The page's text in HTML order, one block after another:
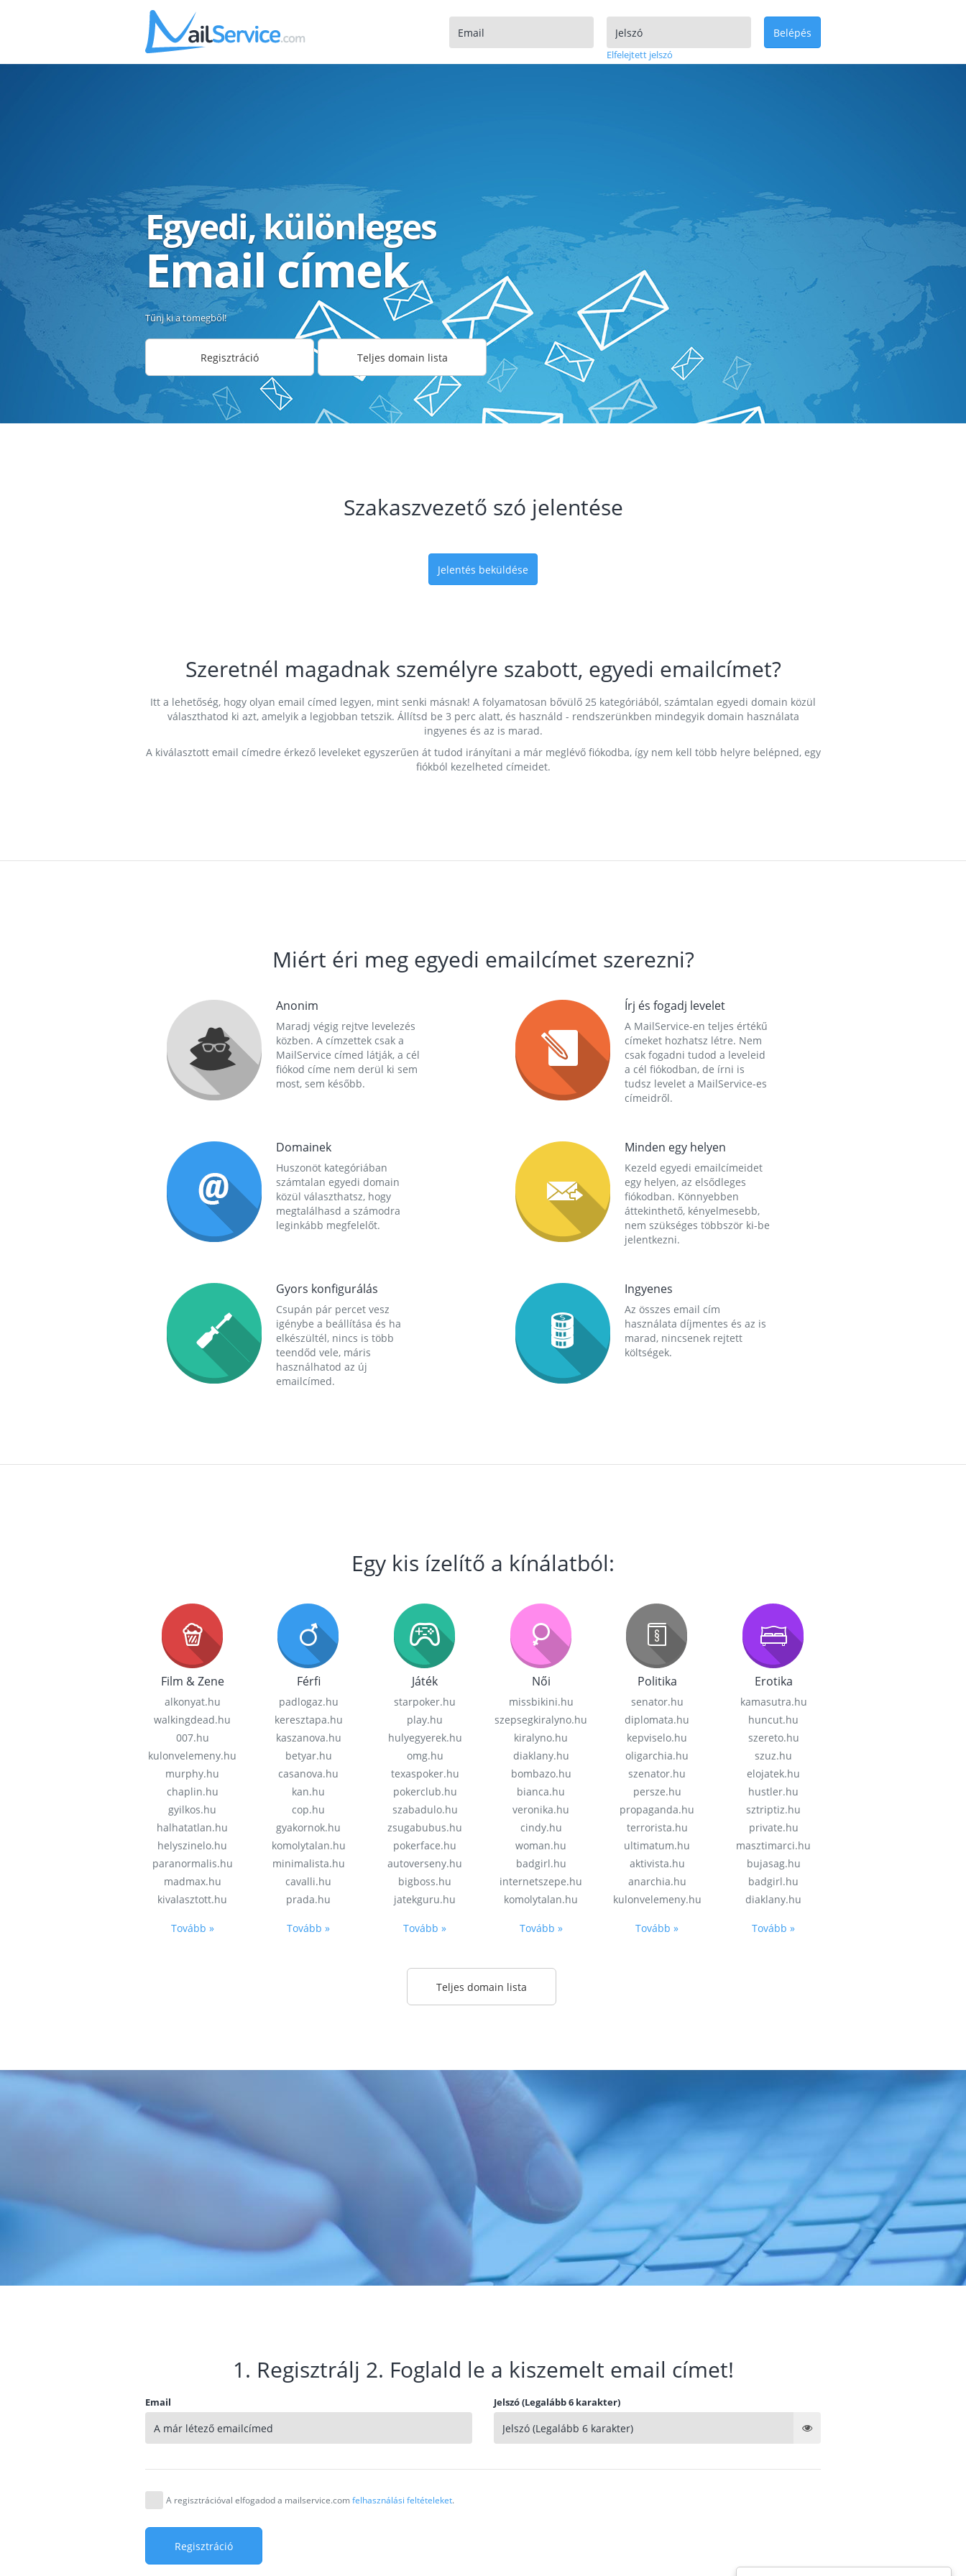
Elfelejtett jelszó
Belépés
Egyedi, különleges
Email címek
Tűnj ki a tömegből!
Regisztráció Teljes domain lista
Szakaszvezető szó jelentése
Jelentés beküldése
Szeretnél magadnak személyre szabott, egyedi emailcímet?
Itt a lehetőség, hogy olyan email címed legyen, mint senki másnak! A folyamatosan bővülő 25 kategóriából, számtalan egyedi domain közül
választhatod ki azt, amelyik a legjobban tetszik. Állítsd be 3 perc alatt, és használd - rendszerünkben mindegyik domain használata
ingyenes és az is marad.
A kiválasztott email címedre érkező leveleket egyszerűen át tudod irányítani a már meglévő fiókodba, így nem kell több helyre belépned, egy
fiókból kezelheted címeidet.
Miért éri meg egyedi emailcímet szerezni?
Anonim
Maradj végig rejtve levelezés
közben. A címzettek csak a
MailService címed látják, a cél
fiókod címe nem derül ki sem
most, sem később.
Írj és fogadj levelet
A MailService-en teljes értékű
címeket hozhatsz létre. Nem
csak fogadni tudod a leveleid
a cél fiókodban, de írni is
tudsz levelet a MailService-es
címeidről.
Domainek
Huszonöt kategóriában
számtalan egyedi domain
közül választhatsz, hogy
megtalálhasd a számodra
leginkább megfelelőt.
Minden egy helyen
Kezeld egyedi emailcímeidet
egy helyen, az elsődleges
fiókodban. Könnyebben
áttekinthető, kényelmesebb,
nem szükséges többször ki-be
jelentkezni.
Gyors konfigurálás
Csupán pár percet vesz
igénybe a beállítása és ha
elkészültél, nincs is több
teendőd vele, máris
használhatod az új
emailcímed.
Ingyenes
Az összes email cím
használata díjmentes és az is
marad, nincsenek rejtett
költségek.
Egy kis ízelítő a kínálatból:
Film & Zene
alkonyat.hu
walkingdead.hu
007.hu
kulonvelemeny.hu
murphy.hu
chaplin.hu
gyilkos.hu
halhatatlan.hu
helyszinelo.hu
paranormalis.hu
madmax.hu
kivalasztott.hu
Tovább »
Férfi
padlogaz.hu
keresztapa.hu
kaszanova.hu
betyar.hu
casanova.hu
kan.hu
cop.hu
gyakornok.hu
komolytalan.hu
minimalista.hu
cavalli.hu
prada.hu
Tovább »
Játék
starpoker.hu
play.hu
hulyegyerek.hu
omg.hu
texaspoker.hu
pokerclub.hu
szabadulo.hu
zsugabubus.hu
pokerface.hu
autoverseny.hu
bigboss.hu
jatekguru.hu
Tovább »
Női
missbikini.hu
szepsegkiralyno.hu
kiralyno.hu
diaklany.hu
bombazo.hu
bianca.hu
veronika.hu
cindy.hu
woman.hu
badgirl.hu
internetszepe.hu
komolytalan.hu
Tovább »
Politika
senator.hu
diplomata.hu
kepviselo.hu
oligarchia.hu
szenator.hu
persze.hu
propaganda.hu
terrorista.hu
ultimatum.hu
aktivista.hu
anarchia.hu
kulonvelemeny.hu
Tovább »
Erotika
kamasutra.hu
huncut.hu
szereto.hu
szuz.hu
elojatek.hu
hustler.hu
sztriptiz.hu
private.hu
masztimarci.hu
bujasag.hu
badgirl.hu
diaklany.hu
Tovább »
Teljes domain lista
1. Regisztrálj 2. Foglald le a kiszemelt email címet!
Email Jelszó (Legalább 6 karakter)
A regisztrációval elfogadod a mailservice.comfelhasználási feltételeket.
Regisztráció